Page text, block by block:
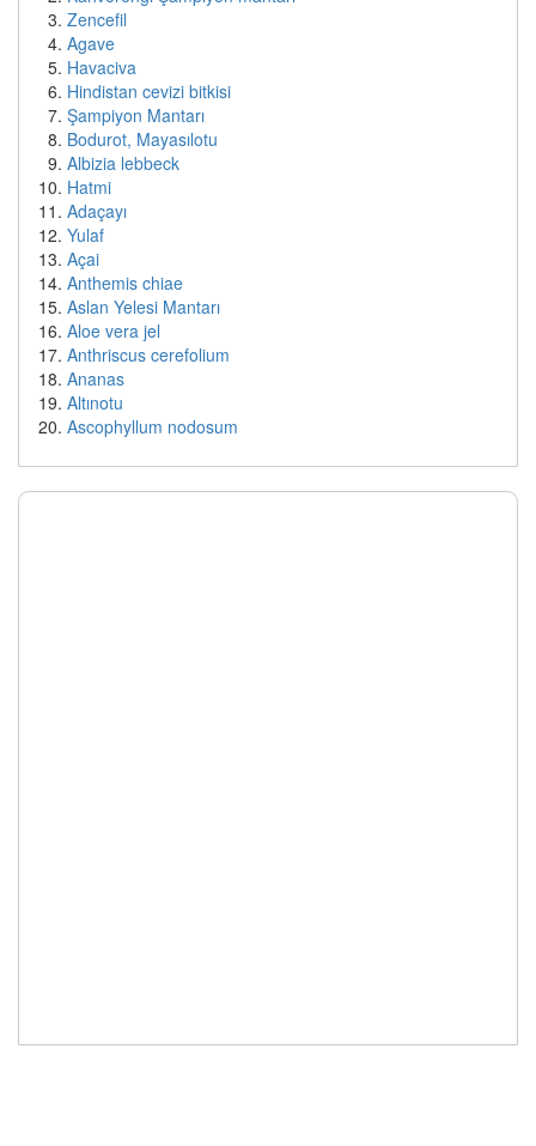
Zencefil
Agave
Havaciva
Hindistan cevizi bitkisi
Şampiyon Mantarı
Bodurot, Mayasılotu
Albizia lebbeck
Hatmi
Adaçayı
Yulaf
Açai
Anthemis chiae
Aslan Yelesi Mantarı
Aloe vera jel
Anthriscus cerefolium
Ananas
Altınotu
Ascophyllum nodosum